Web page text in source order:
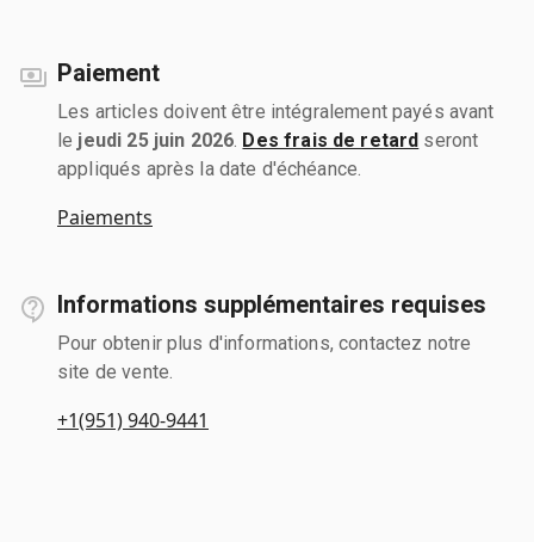
Paiement
Les articles doivent être intégralement payés avant
le jeudi 25 juin 2026 Des frais de retard seront
appliqués après la date d'échéance.
Paiements
Informations supplémentaires requises
Pour obtenir plus d'informations, contactez notre
site de vente.
+1(951) 940-9441